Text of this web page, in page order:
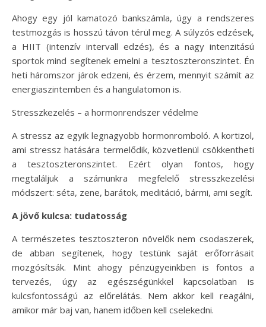
Ahogy egy jól kamatozó bankszámla, úgy a rendszeres
testmozgás is hosszú távon térül meg. A súlyzós edzések,
a HIIT (intenzív intervall edzés), és a nagy intenzitású
sportok mind segítenek emelni a tesztoszteronszintet. Én
heti háromszor járok edzeni, és érzem, mennyit számít az
energiaszintemben és a hangulatomon is.
Stresszkezelés – a hormonrendszer védelme
A stressz az egyik legnagyobb hormonromboló. A kortizol,
ami stressz hatására termelődik, közvetlenül csökkentheti
a tesztoszteronszintet. Ezért olyan fontos, hogy
megtaláljuk a számunkra megfelelő stresszkezelési
módszert: séta, zene, barátok, meditáció, bármi, ami segít.
A jövő kulcsa: tudatosság
A természetes tesztoszteron növelők nem csodaszerek,
de abban segítenek, hogy testünk saját erőforrásait
mozgósítsák. Mint ahogy pénzügyeinkben is fontos a
tervezés, úgy az egészségünkkel kapcsolatban is
kulcsfontosságú az előrelátás. Nem akkor kell reagálni,
amikor már baj van, hanem időben kell cselekedni.